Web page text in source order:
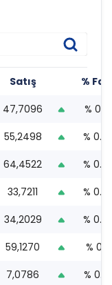
Satış
%
47,7096
% 0.17
55,2498
%
64,4522
%
33,7211
%
34,2029
%
59,1270
% 0.9
7,0786
%